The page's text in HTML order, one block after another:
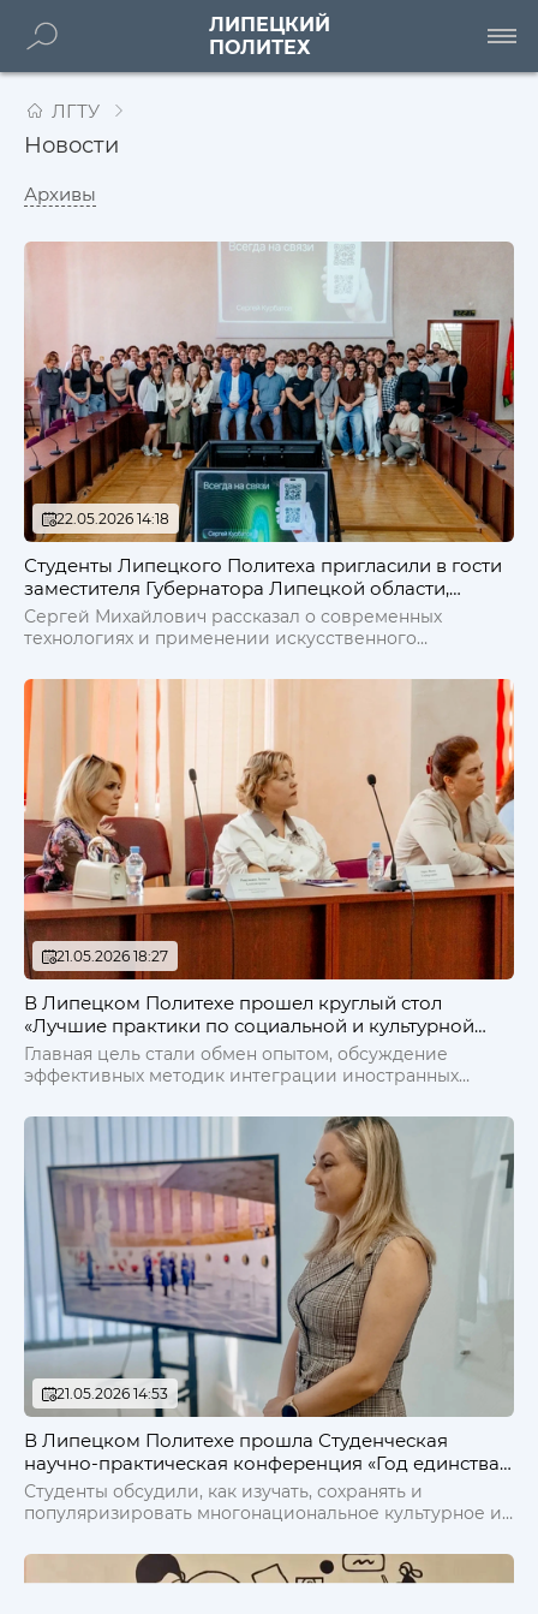
ЛГТУ
Новости
Архивы
22.05.2026 14:18
Студенты Липецкого Политеха пригласили в гости
заместителя Губернатора Липецкой области,
председателя попечительского совета ЛГТУ,
Сергея Михайловича Курбатова
Сергей Михайлович рассказал о современных
технологиях и применении искусственного
видением перспектив трудоустройства для
выпускников, рассказал о госслужбе, а также ответил
на вопросы студентов.
21.05.2026 18:27
В Липецком Политехе прошел круглый стол
«Лучшие практики по социальной и культурной
адаптации иностранных студентов»
Главная цель стали обмен опытом, обсуждение
эффективных методик интеграции иностранных
среду российских вузов, а также укрепление
международного сотрудничества в сфере
образования.
21.05.2026 14:53
В Липецком Политехе прошла Студенческая
научно-практическая конференция «Год единства
народов России»
Студенты обсудили, как изучать, сохранять и
популяризировать многонациональное культурное и
культуры и языка в укреплении единства страны.
ЛИПЕЦКИЙ
ПОЛИТЕХ